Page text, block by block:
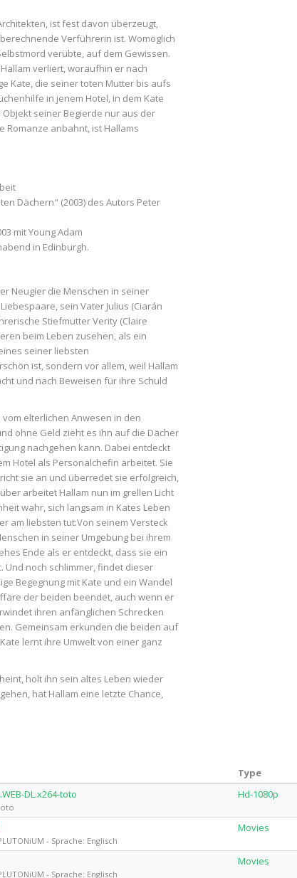
ist fest davon überzeugt,
Verführerin ist. Womöglich
verübte, auf dem Gewissen.
verliert, woraufhin er nach
Kate, die seiner toten Mutter bis aufs
in jenem Hotel, in dem Kate
seiner Begierde nur aus der
Romanze anbahnt, ist Hallams
Dächern" (2003) des Autors Peter
mit Young Adam
in Edinburgh.
Neugier die Menschen in seiner
sein Vater Julius (Ciarán
Stiefmutter Verity (Claire
beim Leben zusehen, als ein
seiner liebsten
ist, sondern vor allem, weil Hallam
und nach Beweisen für ihre Schuld
elterlichen Anwesen in den
ohne Geld zieht es ihn auf die Dächer
nachgehen kann. Dabei entdeckt
Hotel als Personalchefin arbeitet. Sie
sie an und überredet sie erfolgreich,
arbeitet Hallam nun im grellen Licht
wahr, sich langsam in Kates Leben
am liebsten tut:Von seinem Versteck
in seiner Umgebung bei ihrem
Ende als er entdeckt, dass sie ein
Und noch schlimmer, findet dieser
Begegnung mit Kate und ein Wandel
der beiden beendet, auch wenn er
ihren anfänglichen Schrecken
Gemeinsam erkunden die beiden auf
lernt ihre Umwelt von einer ganz
holt ihn sein altes Leben wieder
hat Hallam eine letzte Chance,
Type
DL.x264-toto
Hd-1080p
- Sprache: Englisch
Movies
- Sprache: Englisch
Movies